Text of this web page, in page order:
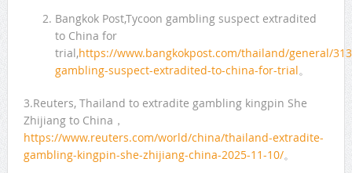
Bangkok Post,Tycoon gambling suspect extradited
to China for
trial,https://www.bangkokpost.com/thailand/general/
gambling-suspect-extradited-to-china-for-trial。
3.Reuters, Thailand to extradite gambling kingpin She
Zhijiang to China，
https://www.reuters.com/world/china/thailand-extradite-
gambling-kingpin-she-zhijiang-china-2025-11-10/。